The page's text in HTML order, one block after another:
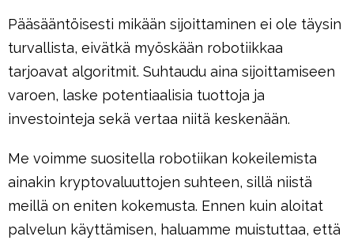
Pääsääntöisesti mikään sijoittaminen ei ole täysin
turvallista, eivätkä myöskään robotiikkaa
tarjoavat algoritmit. Suhtaudu aina sijoittamiseen
varoen, laske potentiaalisia tuottoja ja
investointeja sekä vertaa niitä keskenään.
Me voimme suositella robotiikan kokeilemista
ainakin kryptovaluuttojen suhteen, sillä niistä
meillä on eniten kokemusta. Ennen kuin aloitat
palvelun käyttämisen, haluamme muistuttaa, että